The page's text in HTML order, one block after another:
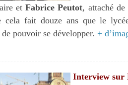
etFabrice Peutot, attaché
cela fait douze ans que le
pouvoir se développer. +
Interview sur